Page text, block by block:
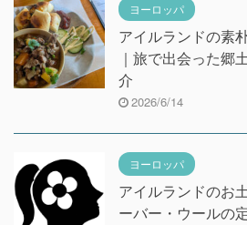
ヨーロッパ
アイルランドの素
｜旅で出会った郷
介
2026/6/14
ヨーロッパ
アイルランドのお
ーバー・ウールの